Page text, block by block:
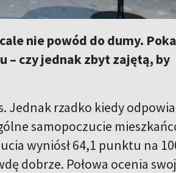
nie powód do dumy.
– czy jednak zbyt zajętą, by
Jednak rzadko kiedy
samopoczucie
wyniósł 64,1 punktu na
dobrze. Połowa ocenia